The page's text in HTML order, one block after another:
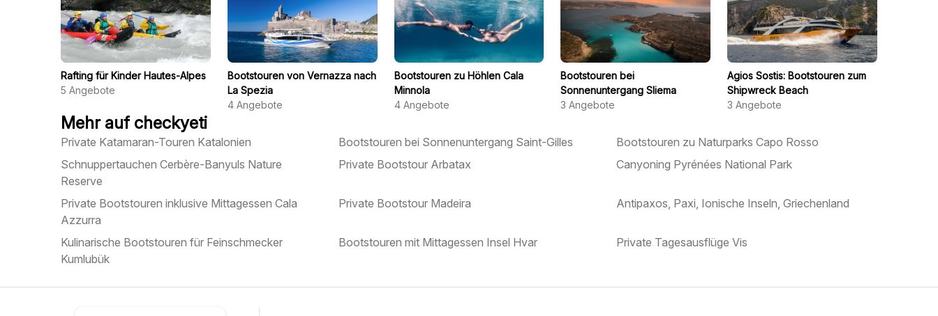
Rafting für Kinder Hautes-Alpes
5 Angebote
Bootstouren von Vernazza nach
La Spezia
4 Angebote
Bootstouren zu Höhlen Cala
Minnola
4 Angebote
Bootstouren bei
Sonnenuntergang Sliema
3 Angebote
Agios Sostis: Bootstouren zum
Shipwreck Beach
3 Angebote
Mehr auf checkyeti
Private Katamaran-Touren Katalonien Bootstouren bei Sonnenuntergang Saint-Gilles
Bootstouren zu Naturparks Capo Rosso
Schnuppertauchen Cerbère-Banyuls Nature
Reserve
Private Bootstour Arbatax Canyoning Pyrénées National Park
Private Bootstouren inklusive Mittagessen Cala
Azzurra
Private Bootstour Madeira Antipaxos, Paxi, Ionische Inseln, Griechenland
Kulinarische Bootstouren für Feinschmecker
Kumlubük
Bootstouren mit Mittagessen Insel Hvar Private Tagesausflüge Vis